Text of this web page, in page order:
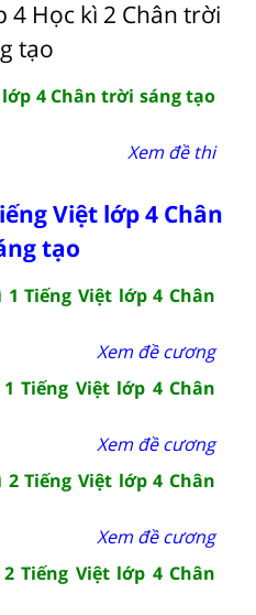
4 Học kì 2 Chân trời
tạo
4 Chân trời sáng tạo
Xem đề thi
Việt lớp 4 Chân
tạo
Tiếng Việt lớp 4 Chân
Xem đề cương
Tiếng Việt lớp 4 Chân
Xem đề cương
Tiếng Việt lớp 4 Chân
Xem đề cương
Tiếng Việt lớp 4 Chân